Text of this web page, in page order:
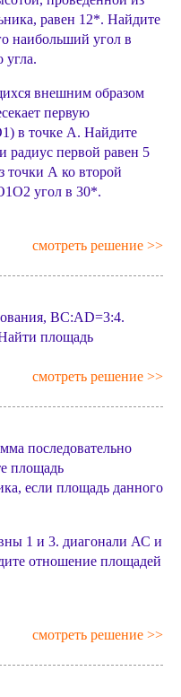
равен 12*. Найдите
наибольший угол в
угла.
внешним образом
первую
в точке А. Найдите
радиус первой равен 5
точки А ко второй
угол в 30*.
смотреть решение >>
BC:AD=3:4.
площадь
смотреть решение >>
последовательно
площадь
если площадь данного
1 и 3. диагонали АС и
отношение площадей
смотреть решение >>